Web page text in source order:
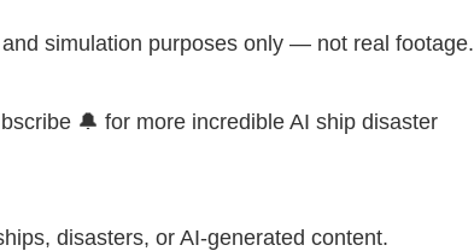
simulation purposes only — not real footage.
🔔 for more incredible AI ship disaster
disasters, or AI-generated content.